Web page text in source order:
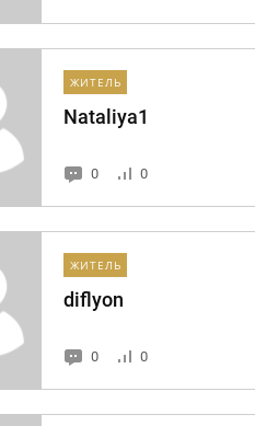
ЖИТЕЛЬ
Nataliya1
0 0
ЖИТЕЛЬ
diflyon
0 0